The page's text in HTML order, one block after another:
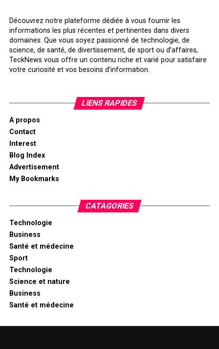
Découvrez notre plateforme dédiée à vous fournir les
informations les plus récentes et pertinentes dans divers
domaines. Que vous soyez passionné de technologie, de
science, de santé, de divertissement, de sport ou d’affaires,
TeckNews vous offre un contenu riche et varié pour satisfaire
votre curiosité et vos besoins d’information.
LIENS RAPIDES
A propos
Contact
Interest
Blog Index
Advertisement
My Bookmarks
CATAGORIES
Technologie
Business
Santé et médecine
Sport
Technologie
Science et nature
Business
Santé et médecine